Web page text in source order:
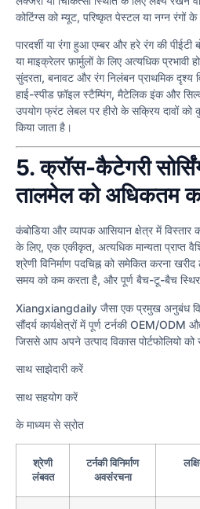
कोटिंग्स को म्यूट, परिष्कृत पेस्टल या नग्न रंगों
पारदर्शी या रंगा हुआ एम्बर और हरे रंग की
या माइक्रेलर फ़ार्मुलों के लिए अत्यधिक प्रभावी
सुंदरता, बनावट और रंग निलंबन प्राथमिक दृश्य
हाई-स्पीड फ़ॉइल स्टैम्पिंग, मैटेलिक इंक और
उपयोग फ्रंट लेबल पर हीरो के सक्रिय दावों
किया जाता है।
5. क्रॉस-कैटेगरी
तालमेल को अधिकतम
कंबोडिया और व्यापक आसियान क्षेत्र में विस्तार
के लिए, एक एकीकृत, अत्यधिक मान्यता प्राप्त
श्रेणी विनिर्माण पदचिह्न को समेकित करना
समय को कम करता है, और पूर्ण बैच-टू-बैच
Xiangxiangdaily जैसा एक प्रमुख अनुबंध
सौंदर्य कार्यक्षेत्रों में पूर्ण टर्नकी OEM/ODM
जिससे आप अपने उत्पाद विकास पोर्टफोलियो
साथ साझेदारी करें
साथ सहयोग करें
के माध्यम से स्रोत
श्रेणी
लंबवत
टर्नकी विनिर्माण
अवसंरचना